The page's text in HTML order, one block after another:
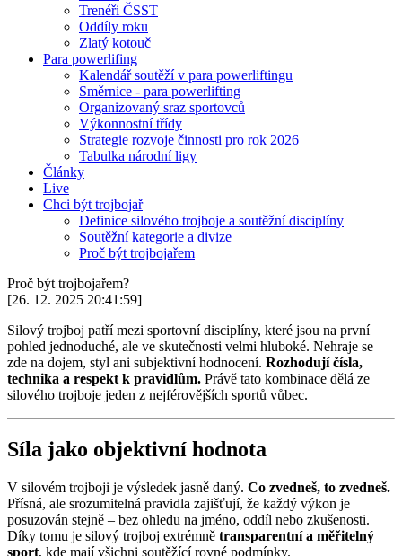
Trenéři ČSST
Oddíly roku
Zlatý kotouč
Para powerlifing
Kalendář soutěží v para powerliftingu
Směrnice - para powerlifting
Organizovaný sraz sportovců
Výkonnostní třídy
Strategie rozvoje činnosti pro rok 2026
Tabulka národní ligy
Články
Live
Chci být trojbojař
Definice silového trojboje a soutěžní disciplíny
Soutěžní kategorie a divize
Proč být trojbojařem
Proč být trojbojařem?
[26. 12. 2025 20:41:59]
Silový trojboj patří mezi sportovní disciplíny, které jsou na první
pohled jednoduché, ale ve skutečnosti velmi hluboké. Nehraje se
zde na dojem, styl ani subjektivní hodnocení. Rozhodují čísla,
technika a respekt k pravidlům. Právě tato kombinace dělá ze
silového trojboje jeden z nejférovějších sportů vůbec.
Síla jako objektivní hodnota
V silovém trojboji je výsledek jasně daný. Co zvedneš, to zvedneš.
Přísná, ale srozumitelná pravidla zajišťují, že každý výkon je
posuzován stejně – bez ohledu na jméno, oddíl nebo zkušenosti.
Díky tomu je silový trojboj extrémně transparentní a měřitelný
sport, kde mají všichni soutěžící rovné podmínky.